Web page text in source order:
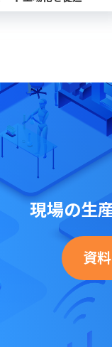
現場の生
資